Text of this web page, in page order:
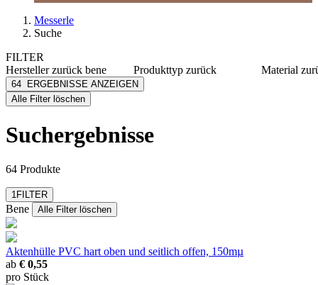
Messerle
Suche
FILTER
Herstellerzurück bene
Bene
[e] one
3M
mehr anzeigen
Produkttyp zurück
Material
64
ERGEBNISSE ANZEIGEN
Alle Filter löschen
Suchergebnisse
64 Produkte
1FILTER
Bene Alle Filter löschen
Aktenhülle PVC hart oben und seitlich offen, 150mµ
ab € 0,55
pro Stück